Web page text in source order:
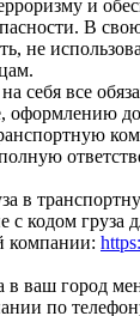
и
В
не
себя все
оформлению
в
с кодом груза
компании:
в ваш город
по